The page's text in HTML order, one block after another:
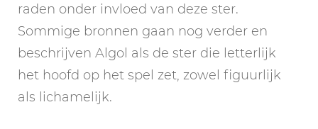
raden onder invloed van deze ster.
Sommige bronnen gaan nog verder en
beschrijven Algol als de ster die letterlijk
het hoofd op het spel zet, zowel figuurlijk
als lichamelijk.